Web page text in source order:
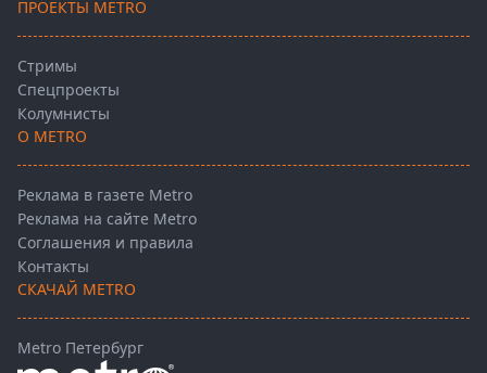
ПРОЕКТЫ METRO
Стримы
Спецпроекты
Колумнисты
О METRO
Реклама в газете Metro
Реклама на сайте Metro
Соглашения и правила
Контакты
СКАЧАЙ METRO
Metro Петербург